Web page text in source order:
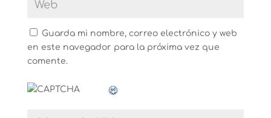
Guarda mi nombre, correo electrónico y web
en este navegador para la próxima vez que
comente.